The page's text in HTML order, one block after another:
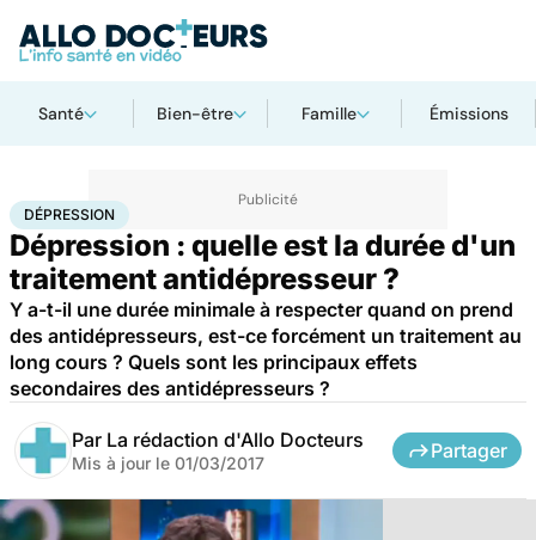
Santé Bien-être Famille Émissions
AccueilSantéDépression
DÉPRESSION
Dépression : quelle est la durée d'un
traitement antidépresseur ?
Y a-t-il une durée minimale à respecter quand on prend
des antidépresseurs, est-ce forcément un traitement au
long cours ? Quels sont les principaux effets
secondaires des antidépresseurs ?
Par La rédaction d'Allo Docteurs
Mis à jour le 01/03/2017
Partager